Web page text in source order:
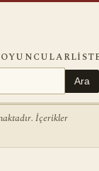
OYUNCULAR
Ara
İçerikler